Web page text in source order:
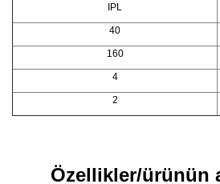
IPL
40
160
4
2
Özellikler/ürünün